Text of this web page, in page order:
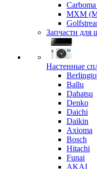
MXM
Запчасти
Настенные
Ballu
Dahatsu
Denko
Daichi
Daikin
Axioma
Bosch
Hitachi
Funai
AKAI